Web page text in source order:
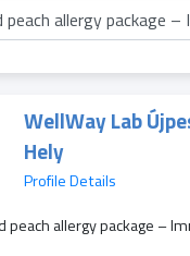
peach allergy package –
WellWay Lab
Hely
Profile Details
peach allergy package –